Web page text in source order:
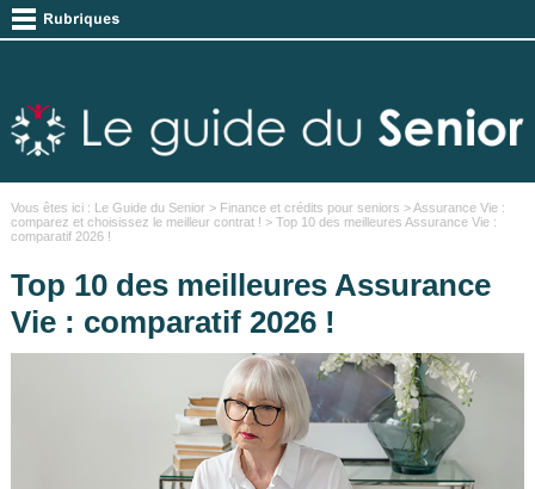
Vous êtes ici : Le Guide du Senior> Finance et crédits pour seniors >Assurance Vie :
comparez et choisissez le meilleur contrat ! > Top 10 des meilleures Assurance Vie :
comparatif 2026 !
Top 10 des meilleures Assurance
Vie : comparatif 2026 !